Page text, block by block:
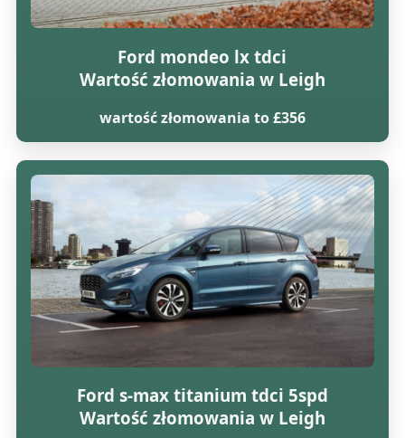
Ford mondeo lx tdci
Wartość złomowania w Leigh
wartość złomowania to £356
Ford s-max titanium tdci 5spd
Wartość złomowania w Leigh